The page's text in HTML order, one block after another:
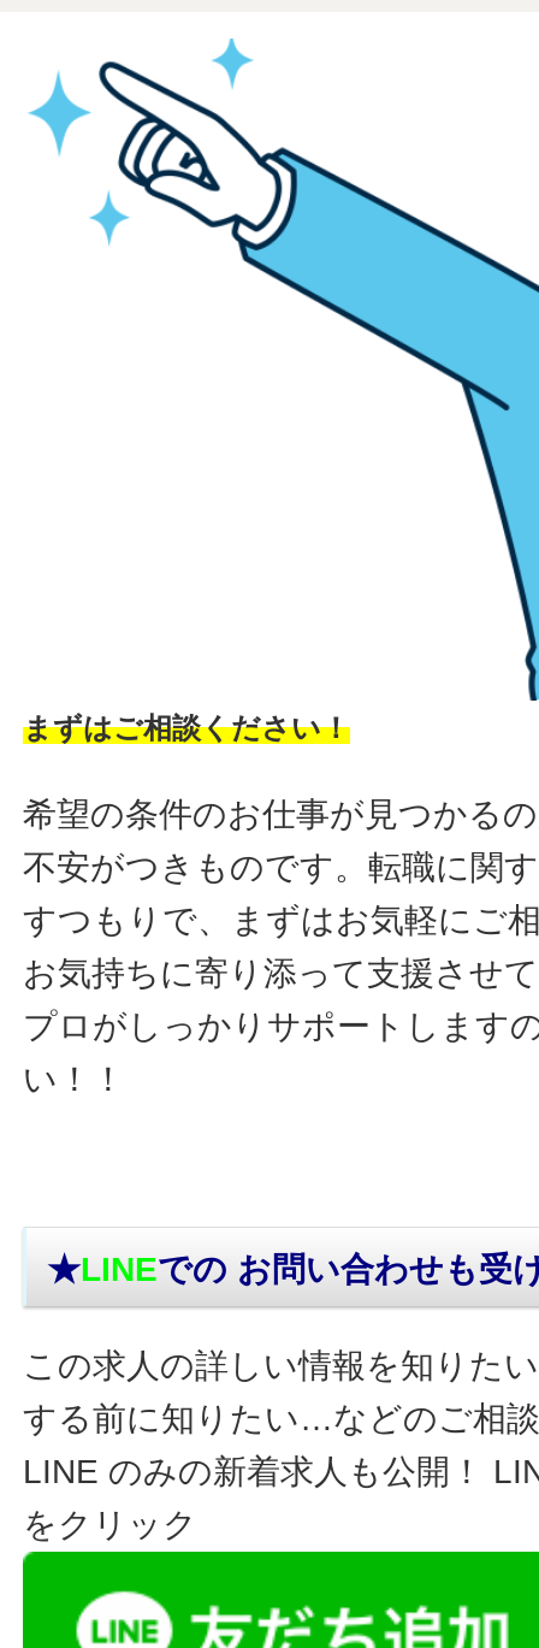
まずはご相談ください！
希望の条件のお仕事が見つかる
不安がつきものです。転職に関
すつもりで、まずはお気軽にご
お気持ちに寄り添って支援させ
プロがしっかりサポートします
い！！
★LINEでの お問い合わせも受
この求人の詳しい情報を知りた
する前に知りたい…などのご相
LINE のみの新着求人も公開！
をクリック